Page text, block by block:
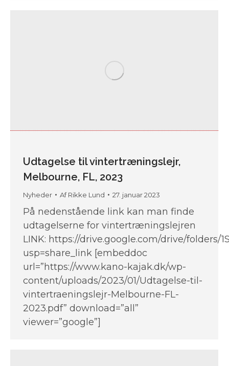
Udtagelse til vintertræningslejr,
Melbourne, FL, 2023
Nyheder AfRikke Lund 27. januar 2023
På nedenstående link kan man finde
udtagelserne for vintertræningslejren
LINK: https://drive.google.com/drive/folders/
usp=share_link [embeddoc
url=”https://www.kano-kajak.dk/wp-
content/uploads/2023/01/Udtagelse-til-
vintertraeningslejr-Melbourne-FL-
2023.pdf” download=”all”
viewer=”google”]